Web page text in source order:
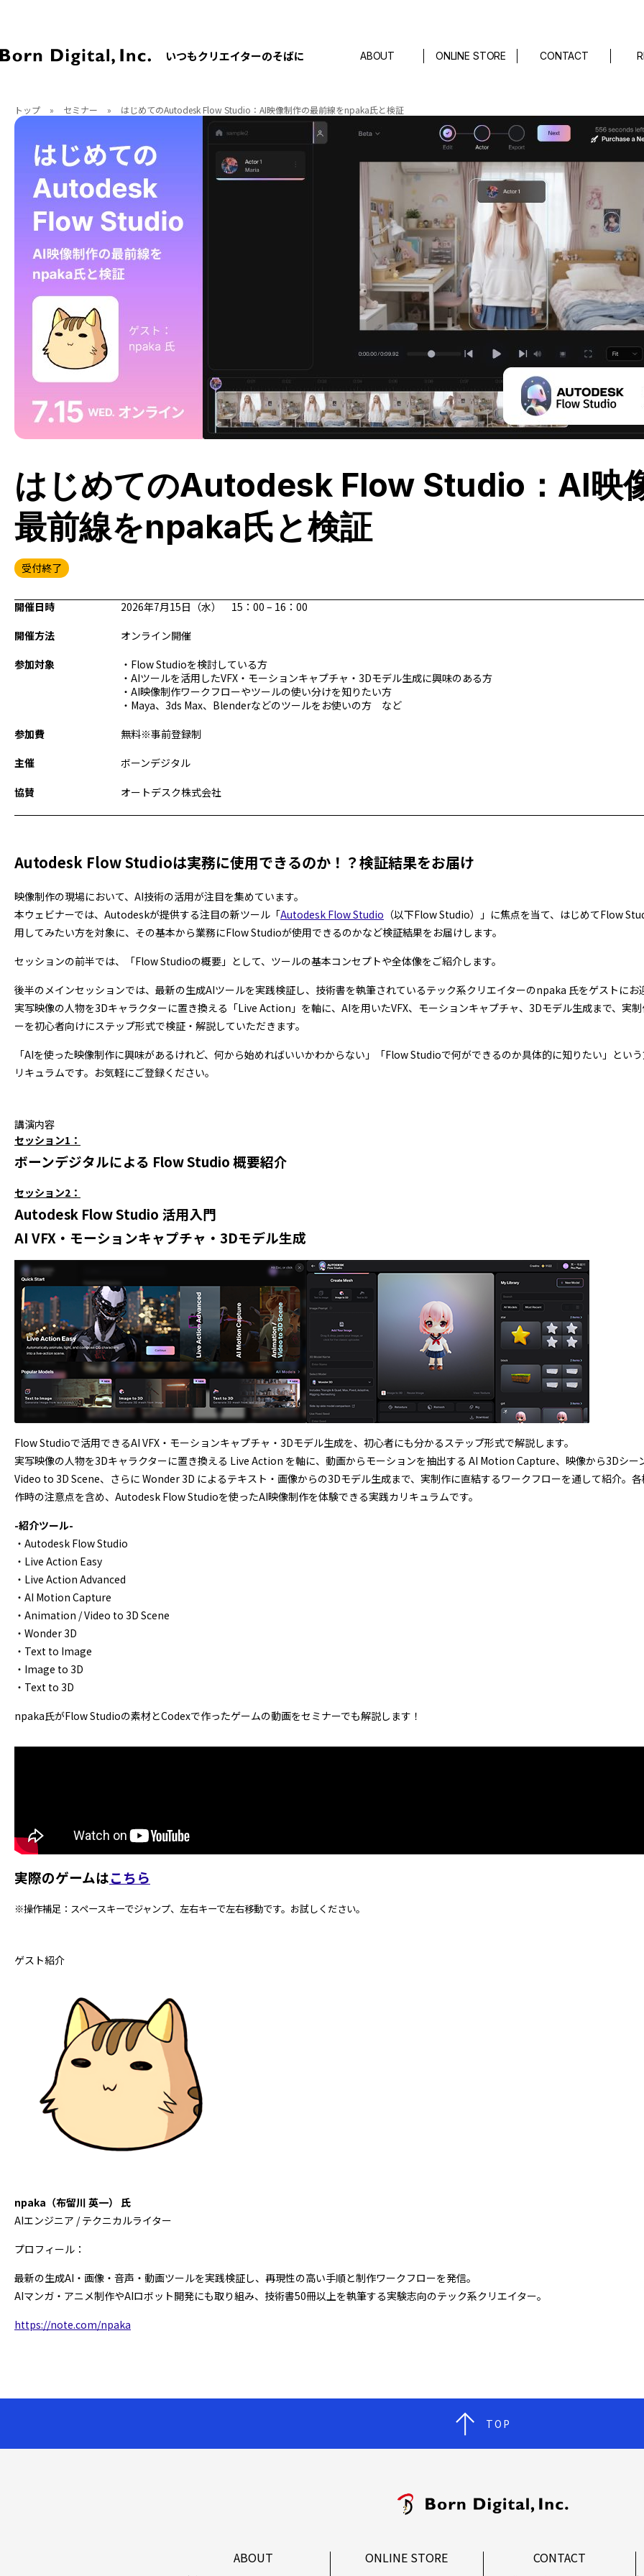
いつもクリエイターのそばに ABOUT ONLINE STORE CONTACT
トップ » セミナー » はじめてのAutodesk Flow Studio：AI映像制作の最前線をnpaka氏と検証
はじめてのAutodesk Flow Studio：AI映
最前線をnpaka氏と検証
受付終了
開催日時
2026年7月15日（水） 15：00 – 16：00
開催方法
オンライン開催
参加対象
・Flow Studioを検討している方
・AIツールを活用したVFX・モーションキャプチャ・3Dモデル生成に興味のある方
・AI映像制作ワークフローやツールの使い分けを知りたい方
・Maya、3ds Max、Blenderなどのツールをお使いの方 など
参加費
無料※事前登録制
主催
ボーンデジタル
協賛 オートデスク株式会社
Autodesk Flow Studioは実務に使用できるのか！？検証結果をお届け
映像制作の現場において、AI技術の活用が注目を集めています。
本ウェビナーでは、Autodeskが提供する注目の新ツール「Autodesk Flow Studio （以下Flow Studio）」に焦点を当て、はじめてFlow
用してみたい方を対象に、その基本から業務にFlow Studioが使用できるのかなど検証結果をお届けします。
セッションの前半では、「Flow Studioの概要」として、ツールの基本コンセプトや全体像をご紹介します。
後半のメインセッションでは、最新の生成AIツールを実践検証し、技術書を執筆されているテック系クリエイターのnpaka 氏をゲストにお
実写映像の人物を3Dキャラクターに置き換える「Live Action」を軸に、AIを用いたVFX、モーションキャプチャ、3Dモデル生成まで、実
ーを初心者向けにステップ形式で検証・解説していただきます。
「AIを使った映像制作に興味があるけれど、何から始めればいいかわからない」「Flow Studioで何ができるのか具体的に知りたい」とい
リキュラムです。お気軽にご登録ください。
講演内容
セッション1：
ボーンデジタルによる Flow Studio 概要紹介
セッション2：
Autodesk Flow Studio 活用入門
AI VFX・モーションキャプチャ・3Dモデル生成
Flow Studioで活用できるAI VFX・モーションキャプチャ・3Dモデル生成を、初心者にも分かるステップ形式で解説します。
実写映像の人物を3Dキャラクターに置き換える Live Action を軸に、動画からモーションを抽出する AI Motion Capture、映像から3Dシ
Video to 3D Scene、さらに Wonder 3D によるテキスト・画像からの3Dモデル生成まで、実制作に直結するワークフローを通して紹介。
作時の注意点を含め、Autodesk Flow Studioを使ったAI映像制作を体験できる実践カリキュラムです。
-紹介ツール-
・Autodesk Flow Studio
・Live Action Easy
・Live Action Advanced
・AI Motion Capture
・Animation / Video to 3D Scene
・Wonder 3D
・Text to Image
・Image to 3D
・Text to 3D
npaka氏がFlow Studioの素材とCodexで作ったゲームの動画をセミナーでも解説します！
実際のゲームはこちら
※操作補足：スペースキーでジャンプ、左右キーで左右移動です。お試しください。
ゲスト紹介
npaka（布留川 英一） 氏
AIエンジニア / テクニカルライター
プロフィール：
最新の生成AI・画像・音声・動画ツールを実践検証し、再現性の高い手順と制作ワークフローを発信。
AIマンガ・アニメ制作やAIロボット開発にも取り組み、技術書50冊以上を執筆する実験志向のテック系クリエイター。
https://note.com/npaka
TOP
ABOUT ONLINE STORE CONTACT